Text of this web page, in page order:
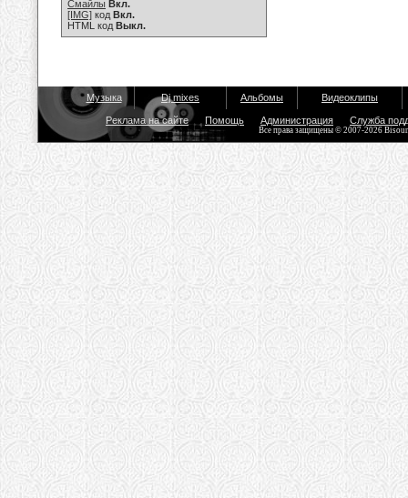
Смайлы Вкл.
[IMG] код Вкл.
HTML код Выкл.
Музыка Dj mixes Альбомы Видеоклипы
Реклама на сайте Помощь Администрация Служба
Все права защищены © 2007-2026